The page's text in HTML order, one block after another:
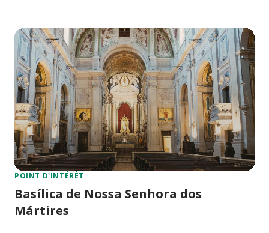
POINT D'INTÉRÊT
Basílica de Nossa Senhora dos
Mártires